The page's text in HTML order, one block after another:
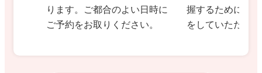
ります。ご都合のよい日時に
ご予約をお取りください。
握するために問
をしていただき